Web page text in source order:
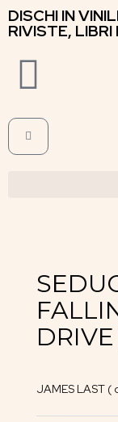
DISCHI IN
RIVISTE,
DRIVE
JAMES LAST (